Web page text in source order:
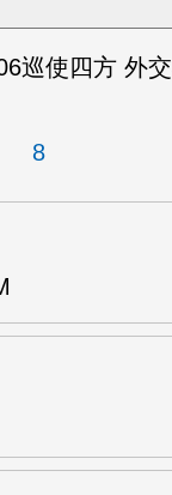
巡使四方 外
8